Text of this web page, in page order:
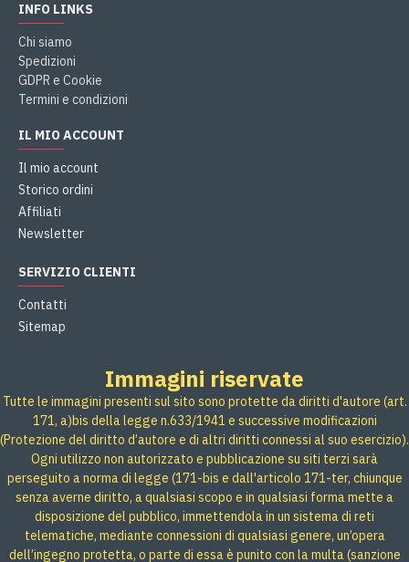
INFO LINKS
Chi siamo
Spedizioni
GDPR e Cookie
Termini e condizioni
IL MIO ACCOUNT
Il mio account
Storico ordini
Affiliati
Newsletter
SERVIZIO CLIENTI
Contatti
Sitemap
Immagini riservate
Tutte le immagini presenti sul sito sono protette da diritti d'autore (art.
171, a)bis della legge n.633/1941 e successive modificazioni
(Protezione del diritto d’autore e di altri diritti connessi al suo esercizio).
Ogni utilizzo non autorizzato e pubblicazione su siti terzi sarà
perseguito a norma di legge (171-bis e dall'articolo 171-ter, chiunque
senza averne diritto, a qualsiasi scopo e in qualsiasi forma mette a
disposizione del pubblico, immettendola in un sistema di reti
telematiche, mediante connessioni di qualsiasi genere, un’opera
dell’ingegno protetta, o parte di essa è punito con la multa (sanzione